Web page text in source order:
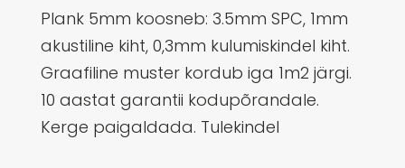
Plank 5mm koosneb: 3.5mm SPC, 1mm
akustiline kiht, 0,3mm kulumiskindel kiht.
Graafiline muster kordub iga 1m2 järgi.
10 aastat garantii kodupõrandale.
Kerge paigaldada. Tulekindel